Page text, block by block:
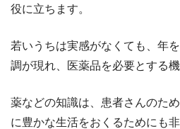
役に立ちます。
若いうちは実感がなくても、年
調が現れ、医薬品を必要とする
薬などの知識は、患者さんのた
に豊かな生活をおくるためにも